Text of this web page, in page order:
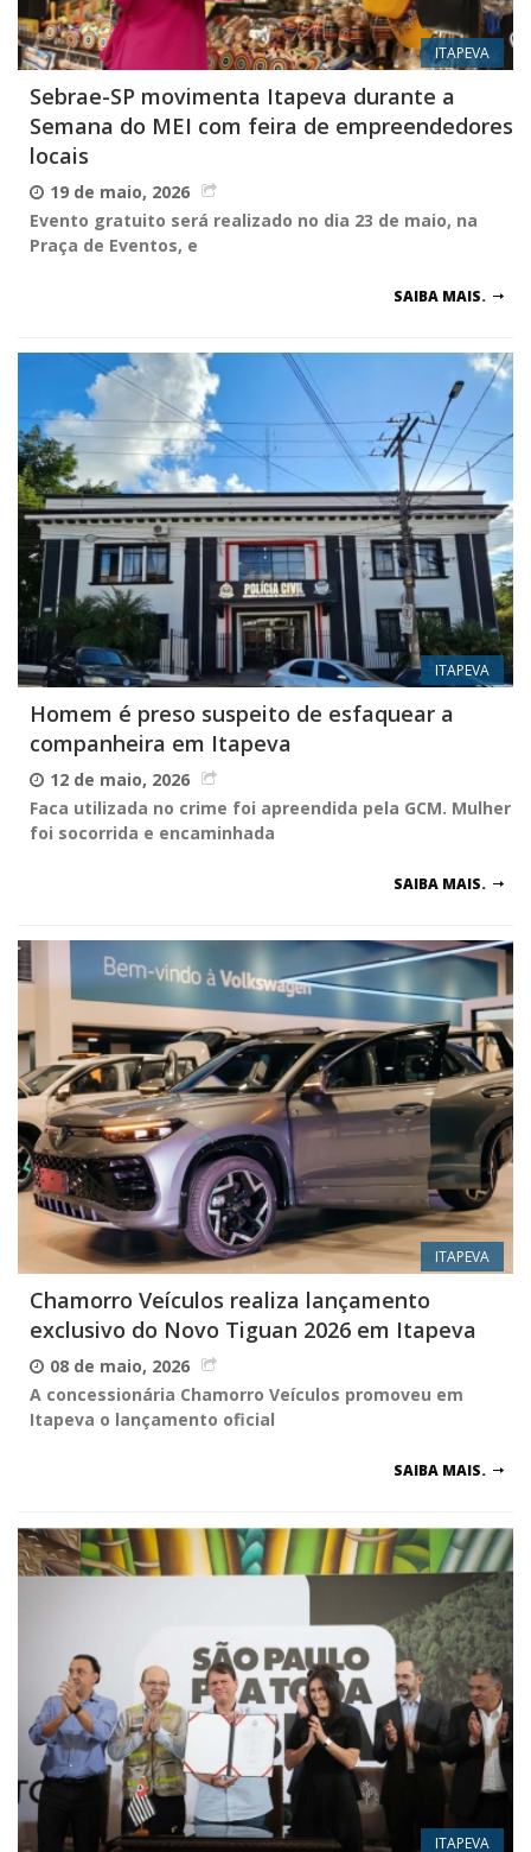
ITAPEVA
Sebrae-SP movimenta Itapeva durante a
Semana do MEI com feira de empreendedores
locais
19 de maio, 2026
Evento gratuito será realizado no dia 23 de maio, na
Praça de Eventos, e
SAIBA MAIS.
ITAPEVA
Homem é preso suspeito de esfaquear a
companheira em Itapeva
12 de maio, 2026
Faca utilizada no crime foi apreendida pela GCM. Mulher
foi socorrida e encaminhada
SAIBA MAIS.
ITAPEVA
Chamorro Veículos realiza lançamento
exclusivo do Novo Tiguan 2026 em Itapeva
08 de maio, 2026
A concessionária Chamorro Veículos promoveu em
Itapeva o lançamento oficial
SAIBA MAIS.
ITAPEVA